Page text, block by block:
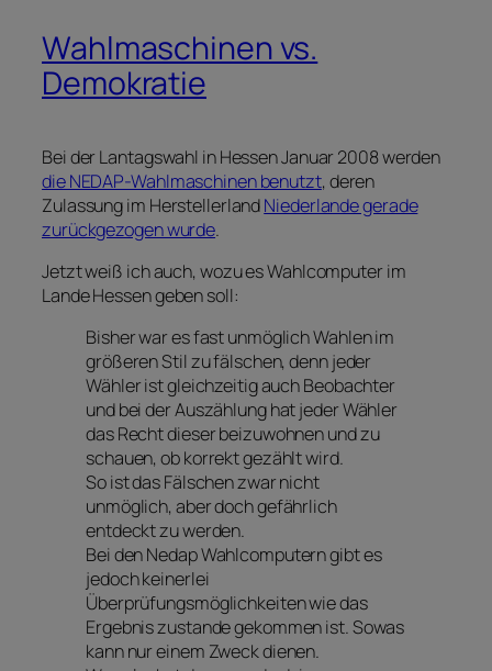
Wahlmaschinen vs.
Demokratie
Bei der Lantagswahl in Hessen Januar 2008 werden
die NEDAP-Wahlmaschinen benutzt, deren
Zulassung im HerstellerlandNiederlande gerade
zurückgezogen wurde.
Jetzt weiß ich auch, wozu es Wahlcomputer im
Lande Hessen geben soll:
Bisher war es fast unmöglich Wahlen im
größeren Stil zu fälschen, denn jeder
Wähler ist gleichzeitig auch Beobachter
und bei der Auszählung hat jeder Wähler
das Recht dieser beizuwohnen und zu
schauen, ob korrekt gezählt wird.
So ist das Fälschen zwar nicht
unmöglich, aber doch gefährlich
entdeckt zu werden.
Bei den Nedap Wahlcomputern gibt es
jedoch keinerlei
Überprüfungsmöglichkeiten wie das
Ergebnis zustande gekommen ist. Sowas
kann nur einem Zweck dienen.